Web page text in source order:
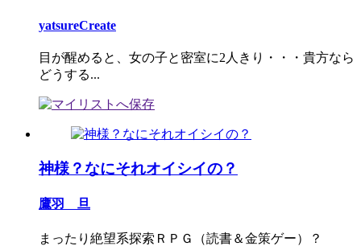
yatsureCreate
目が醒めると、女の子と密室に2人きり・・・貴方なら
どうする...
神様？なにそれオイシイの？
鷹羽 旦
まったり絶望系探索ＲＰＧ（読書＆金策ゲー）？